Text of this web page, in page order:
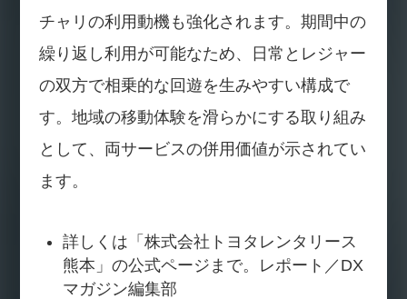
チャリの利用動機も強化されます。期間中の
繰り返し利用が可能なため、日常とレジャー
の双方で相乗的な回遊を生みやすい構成で
す。地域の移動体験を滑らかにする取り組み
として、両サービスの併用価値が示されてい
ます。
詳しくは「株式会社トヨタレンタリース
熊本」の公式ページまで。レポート／DX
マガジン編集部